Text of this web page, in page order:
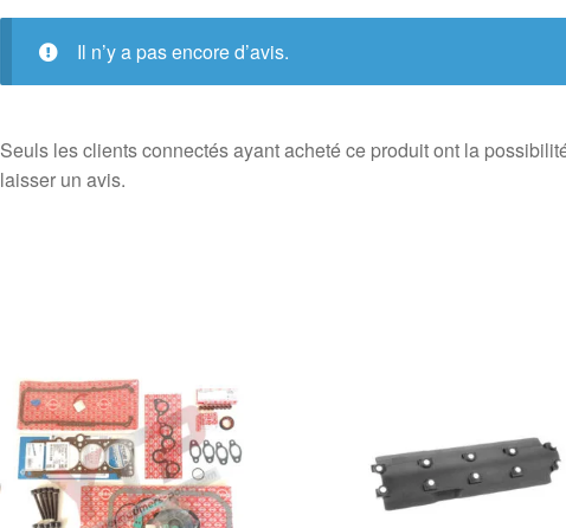
Il n’y a pas encore d’avis.
Seuls les clients connectés ayant acheté ce produit ont la
laisser un avis.